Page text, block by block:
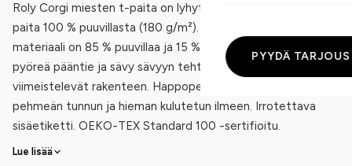
PYYDÄ TARJOUS
Roly Corgi miesten t-paita on lyhythihainen happopesty t-
paita 100 % puuvillasta (180 g/m²). Heather Grey -värissä
materiaali on 85 % puuvillaa ja 15 % viskoosia. 1x1-uurrettu
pyöreä pääntie ja sävy sävyyn tehty peittotikkaus
viimeistelevät rakenteen. Happopesu antaa kankaalle
pehmeän tunnun ja hieman kulutetun ilmeen. Irrotettava
sisäetiketti. OEKO-TEX Standard 100 -sertifioitu.
Lue lisää